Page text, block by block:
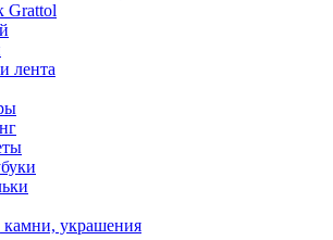
Grattol
лента
камни, украшения